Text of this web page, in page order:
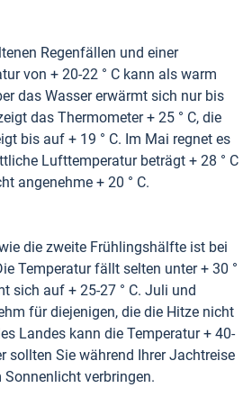
Regenfällen und einer
von + 20-22 ° C kann als warm
das Wasser erwärmt sich nur bis
das Thermometer + 25 ° C, die
bis auf + 19 ° C. Im Mai regnet es
Lufttemperatur beträgt + 28 ° C
angenehme + 20 ° C.
die zweite Frühlingshälfte ist bei
Temperatur fällt selten unter + 30 °
sich auf + 25-27 ° C. Juli und
für diejenigen, die die Hitze nicht
Landes kann die Temperatur + 40-
sollten Sie während Ihrer Jachtreise
verbringen.